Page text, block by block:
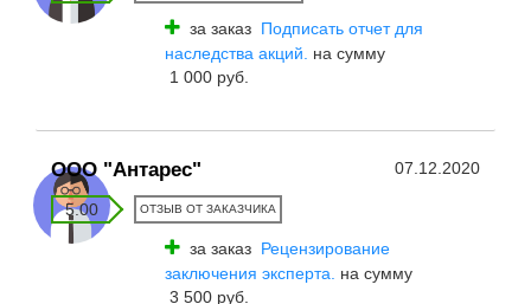
за заказ Подписать отчет для
наследства акций.
на сумму
1 000 руб.
ООО "Антарес" 07.12.2020
5.00 ОТЗЫВ ОТ ЗАКАЗЧИКА
за заказ Рецензирование
заключения эксперта.
на сумму
3 500 руб.